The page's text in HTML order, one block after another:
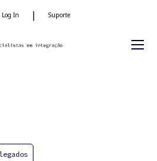
Log In | Suporte